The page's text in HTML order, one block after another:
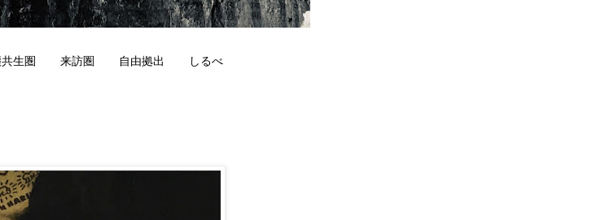
生圏 来訪圏 自由拠出 しるべ